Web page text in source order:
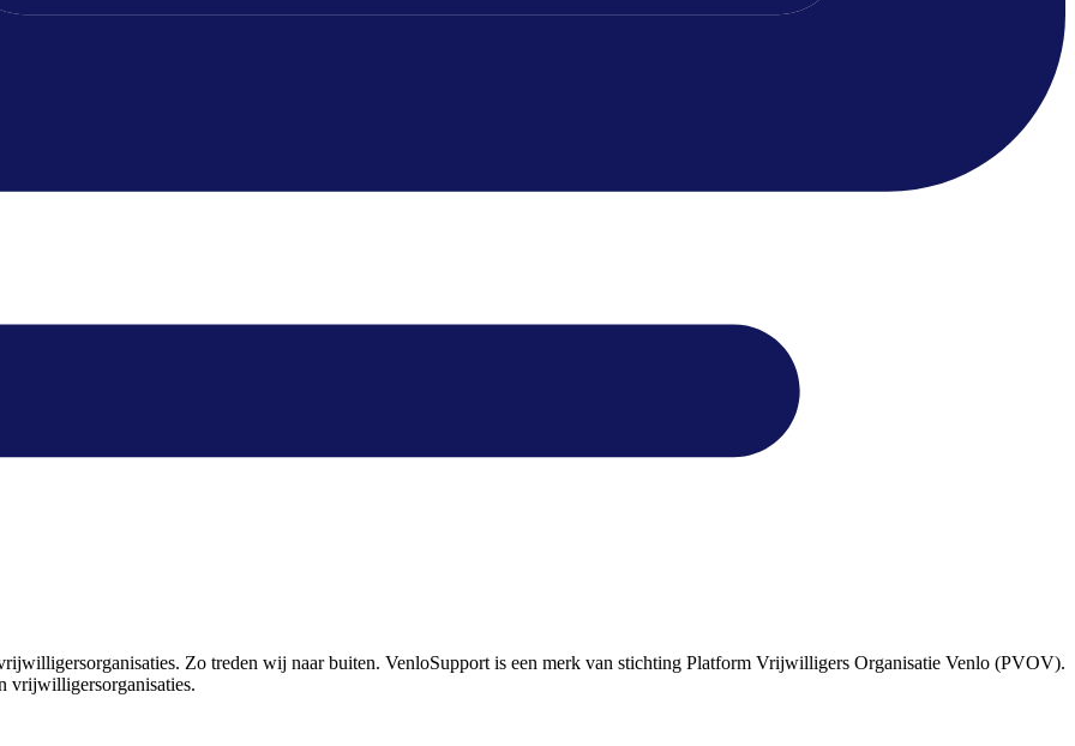
Zo treden wij naar buiten. VenloSupport is een merk van stichting Platform Vrijwilligers Organisatie Venlo (PVOV).
vrijwilligersorganisaties.